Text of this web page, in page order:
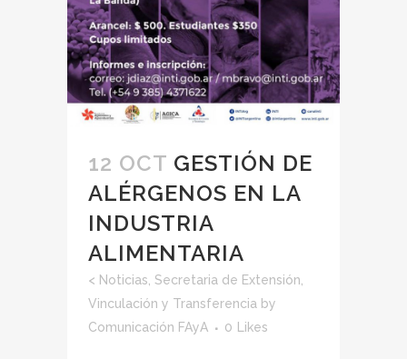
12 OCT GESTIÓN DE
ALÉRGENOS EN LA
INDUSTRIA
ALIMENTARIA
< Noticias, Secretaria de Extensión,
Vinculación y Transferencia by
Comunicación FAyA
0 Likes